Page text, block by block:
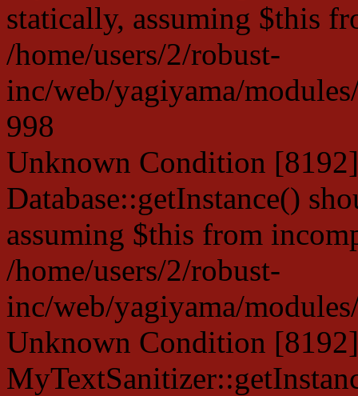
statically, assuming $this
/home/users/2/robust-
inc/web/yagiyama/
998
Unknown Condition
Database::getInstance()
assuming $this from
/home/users/2/robust-
inc/web/yagiyama/
Unknown Condition